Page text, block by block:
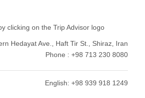
clicking on the Trip Advisor logo
Hedayat Ave., Haft Tir St., Shiraz, Iran.
Phone : +98 713 230 8080
English: +98 939 918 1249